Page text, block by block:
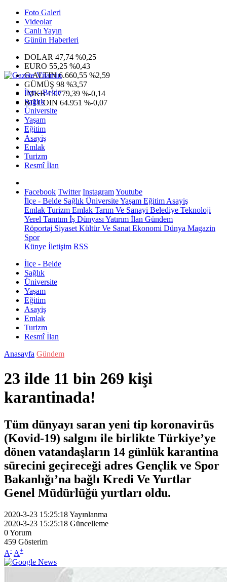
Foto Galeri
Videolar
Canlı Yayın
Günün Haberleri
DOLAR 47,74 %0,25
EURO 55,25 %0,43
G.ALTIN6.660,55 %2,59
GÜMÜŞ 98 %3,57
IMKB13.779,39 %-0,14
BITCOIN 64.951 %-0,07
İlçe - Belde
Sağlık
Üniversite
Yaşam
Eğitim
Asayiş
Emlak
Turizm
Resmî İlan
Facebook Twitter InstagramYoutube
İlçe - Belde Sağlık ÜniversiteYaşam Eğitim Asayiş
Emlak Turizm Emlak Tarım Ve Sanayi Belediye Teknoloji
Yerel Tanıtım İş Dünyası Yatırım İlan Gündem
Röportaj Siyaset Kültür Ve Sanat Ekonomi Dünya Magazin
Spor
Künye İletişim RSS
İlçe - Belde
Sağlık
Üniversite
Yaşam
Eğitim
Asayiş
Emlak
Turizm
Resmî İlan
Anasayfa Gündem
23 ilde 11 bin 269 kişi
karantinada!
Tüm dünyayı saran yeni tip koronavirüs
(Kovid-19) salgını ile birlikte Türkiye’ye
dönen vatandaşların 14 günlük karantina
sürecini geçireceği adres Gençlik ve Spor
Bakanlığı’na bağlı Kredi Ve Yurtlar
Genel Müdürlüğü yurtları oldu.
2020-3-23 15:25:18Yayınlanma
2020-3-23 15:25:18 Güncelleme
0Yorum
459 Gösterim
A- A+